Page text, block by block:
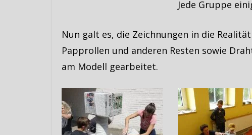
Jede Gruppe
Nun galt es, die Zeichnungen in die
Papprollen und anderen Resten sowie
am Modell gearbeitet.